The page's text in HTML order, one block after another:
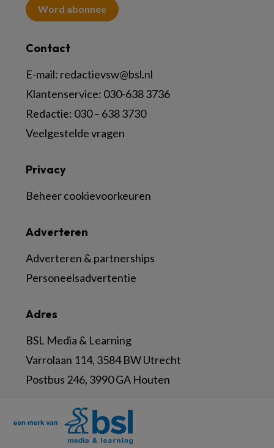
Word abonnee
Contact
E-mail: redactievsw@bsl.nl
Klantenservice: 030-638 3736
Redactie: 030 – 638 3730
Veelgestelde vragen
Adres
BSL Media & Learning
Varrolaan 114, 3584 BW Utrecht
Postbus 246, 3990 GA Houten
Adverteren
Adverteren & partnerships
Personeelsadvertentie
Privacy
Beheer cookievoorkeuren